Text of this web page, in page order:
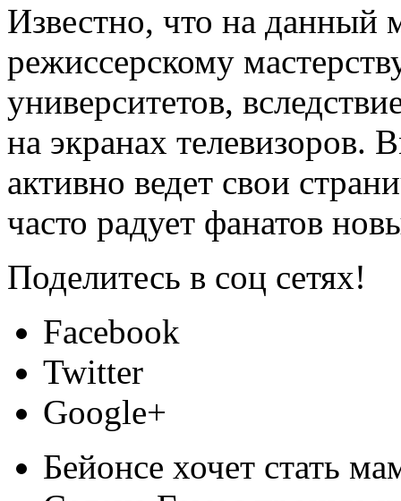
Известно, что на данный
режиссерскому
университетов,
на экранах телевизоров.
активно ведет свои
часто радует фанатов
Поделитесь в соц сетях!
Facebook
Twitter
Google+
Бейонсе хочет стать